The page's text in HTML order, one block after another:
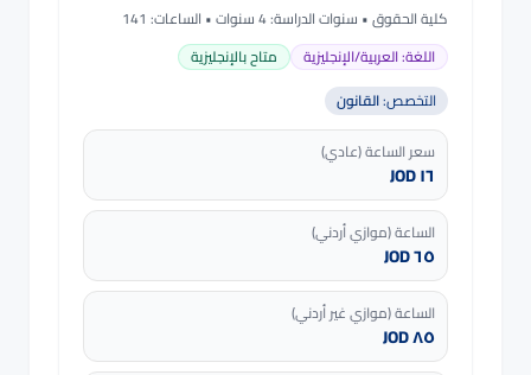
كلية الحقوق• سنوات الدراسة:4 سنوات
• الساعات: 141
اللغة:العربية/الإنجليزية
متاح بالإنجليزية
التخصص:القانون
سعر الساعة (عادي)
١٦ JOD
الساعة (موازي أردني)
٦٥ JOD
الساعة (موازي غير أردني)
٨٥ JOD